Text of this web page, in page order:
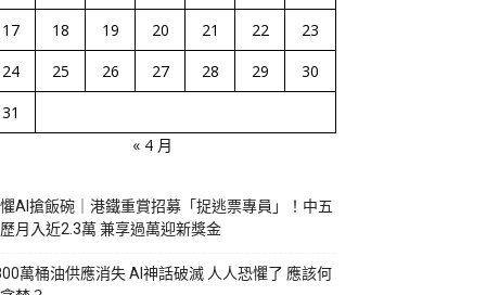
17
18 19 20 21 22
23
24
25 26 27 28 29
30
31
« 4 月
AI搶飯碗｜港鐵重賞招募「捉逃票專員」！中五
月入近2.3萬 兼享過萬迎新獎金
萬桶油供應消失 AI神話破滅 人人恐懼了 應該何